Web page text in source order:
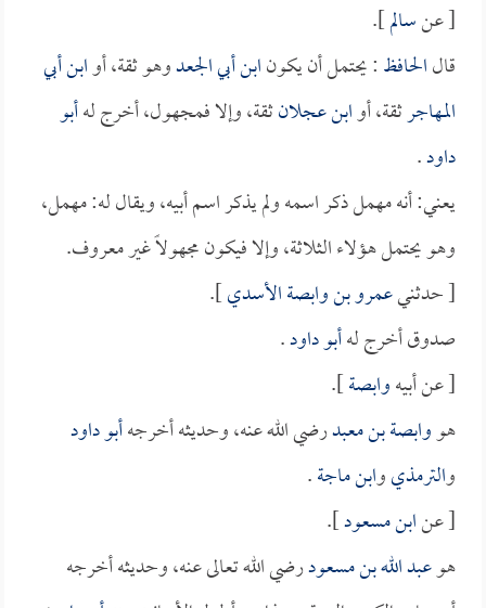
[ عنسالم].
قالالحافظ: يحتمل أن يكونابن أبي الجعدوهو ثقة، أوابن أبي
المهاجرثقة، أوابن عجلانثقة، وإلا فمجهول، أخرج لهأبو
داود.
يعني: أنه مهمل ذكر اسمه ولم يذكر اسم أبيه، ويقال له: مهمل،
وهو يحتمل هؤلاء الثلاثة، وإلا فيكون مجهولاً غير معروف.
[ حدثنيعمرو بن وابصة الأسدي].
صدوق أخرج لهأبو داود.
[ عن أبيهوابصة].
هووابصة بن معبدرضي الله عنه، وحديثه أخرجهأبو داود
والترمذيوابن ماجة.
[ عنابن مسعود].
هوعبد الله بن مسعودرضي الله تعالى عنه، وحديثه أخرجه